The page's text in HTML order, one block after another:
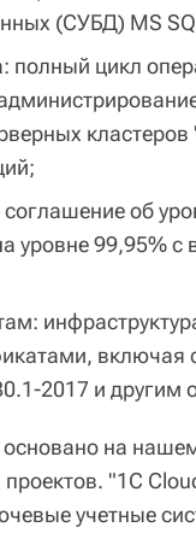
(СУБД) MS
полный цикл
об
уровне 99,95%
включая
2017 и другим
на
"1С
учетные